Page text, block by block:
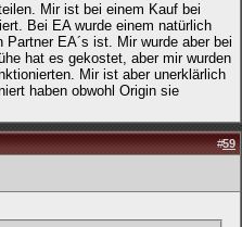
Mir ist bei einem Kauf bei
Bei EA wurde einem natürlich
EA´s ist. Mir wurde aber bei
hat es gekostet, aber mir wurden
Mir ist aber unerklärlich
haben obwohl Origin sie
#59